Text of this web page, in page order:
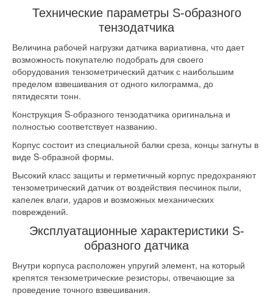
Технические параметры S-образного
тензодатчика
Величина рабочей нагрузки датчика вариативна, что дает
возможность покупателю подобрать для своего
оборудования тензометрический датчик с наибольшим
пределом взвешивания от одного килограмма, до
пятидесяти тонн.
Конструкция S-образного тензодатчика оригинальна и
полностью соответствует названию.
Корпус состоит из специальной балки среза, концы загнуты в
виде S-образной формы.
Высокий класс защиты и герметичный корпус предохраняют
тензометрический датчик от воздействия песчинок пыли,
капелек влаги, ударов и возможных механических
повреждений.
Эксплуатационные характеристики S-
образного датчика
Внутри корпуса расположен упругий элемент, на который
крепятся тензометрические резисторы, отвечающие за
проведение точного взвешивания.